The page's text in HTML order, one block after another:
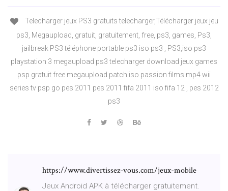
Telecharger jeux PS3 gratuits telecharger,Télécharger jeux jeu
ps3, Megaupload, gratuit, gratuitement, free, ps3, games, Ps3,
jailbreak PS3 téléphone portable ps3 iso ps3 , PS3,iso ps3
playstation 3 megaupload ps3 telecharger download jeux games
psp gratuit free megaupload patch iso passion films mp4 wii
series tv psp go pes 2011 pes 2011 fifa 2011 iso fifa 12 , pes 2012
ps3
https://www.divertissez-vous.com/jeux-mobile
Jeux Android APK à télécharger gratuitement.